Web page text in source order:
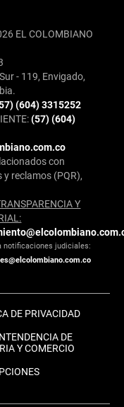
EL COLOMBIANO
- 119, Envigado,
(604) 3315252
(57) (604)
con
y reclamos (PQR),
Y
notificaciones judiciales:
DE PRIVACIDAD
DE
Y COMERCIO